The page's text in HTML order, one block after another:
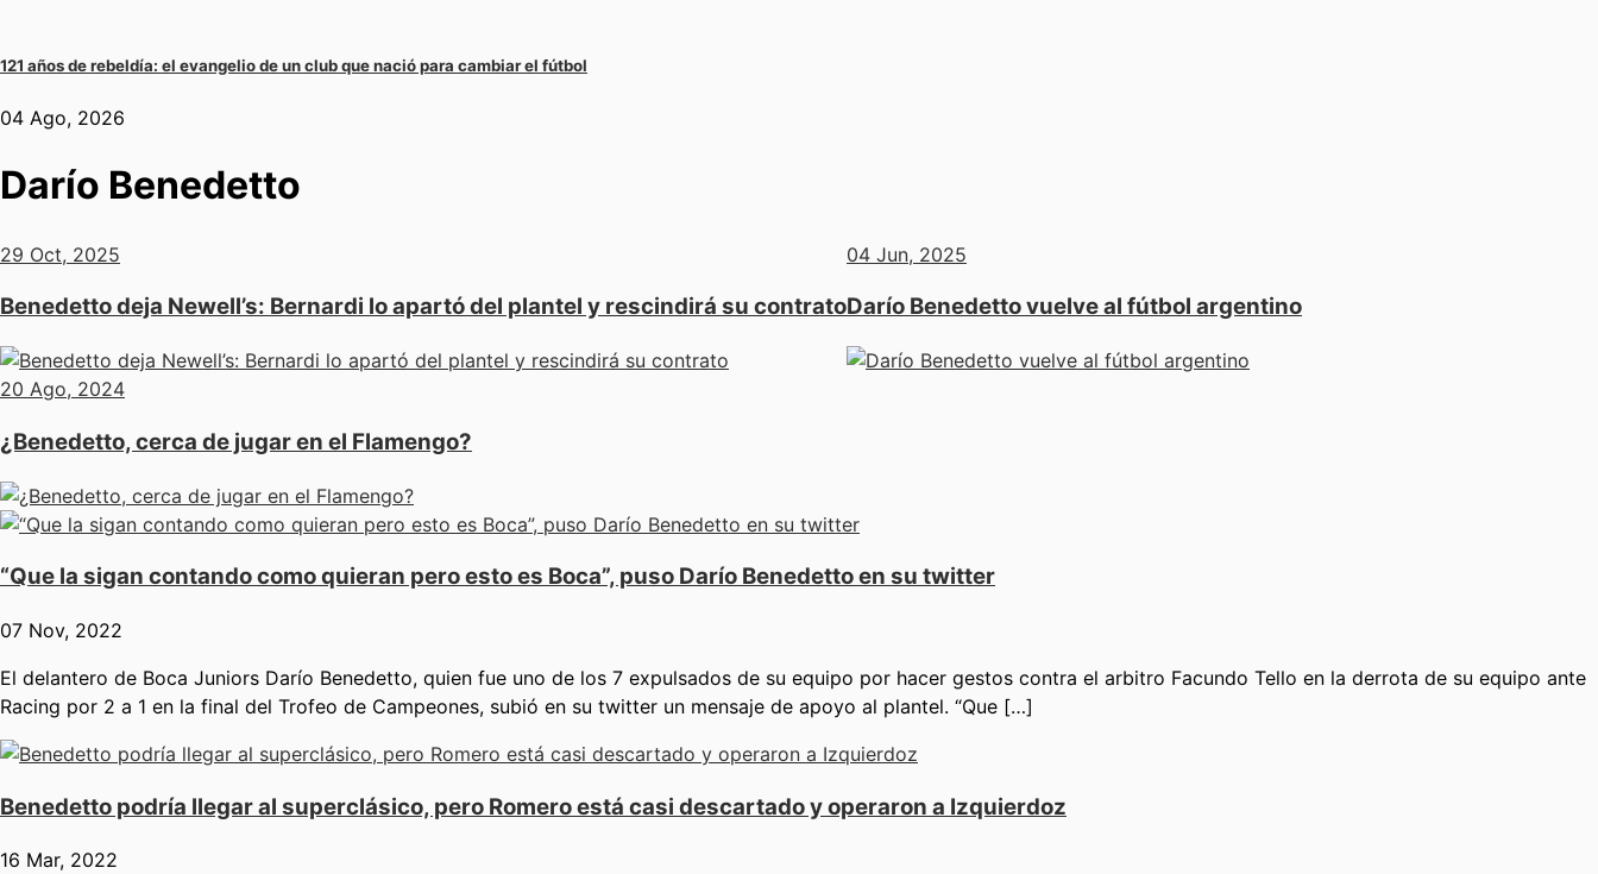
121 años de rebeldía: el evangelio de un club que nació para cambiar el fútbol
04 Ago, 2026
Darío Benedetto
29 Oct, 2025
Benedetto deja Newell’s: Bernardi lo apartó del plantel y rescindirá su contrato
04 Jun, 2025
Darío Benedetto vuelve al fútbol argentino
20 Ago, 2024
¿Benedetto, cerca de jugar en el Flamengo?
“Que la sigan contando como quieran pero esto es Boca”, puso Darío Benedetto en su twitter
07 Nov, 2022
El delantero de Boca Juniors Darío Benedetto, quien fue uno de los 7 expulsados de su equipo por hacer gestos contra el arbitro Facundo Tello en la derrota de su equipo ante
Racing por 2 a 1 en la final del Trofeo de Campeones, subió en su twitter un mensaje de apoyo al plantel. “Que […]
Benedetto podría llegar al superclásico, pero Romero está casi descartado y operaron a Izquierdoz
16 Mar, 2022